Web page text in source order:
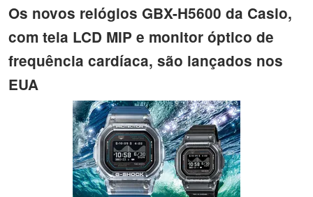
Os novos relógios GBX-H5600 da Casio,
com tela LCD MIP e monitor óptico de
frequência cardíaca, são lançados nos
EUA